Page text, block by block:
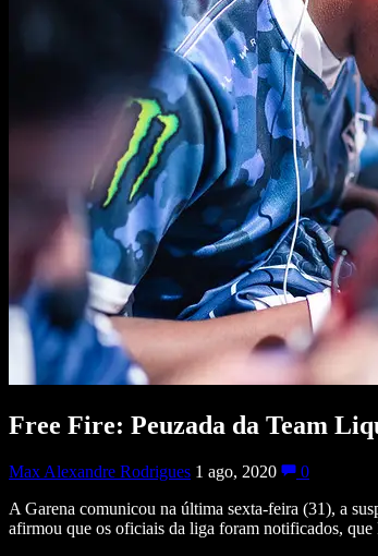
Free Fire: Peuzada da Team
Max Alexandre Rodrigues 1 ago, 2020
0
A Garena comunicou na última sexta-feira (31), a
afirmou que os oficiais da liga foram notificados,